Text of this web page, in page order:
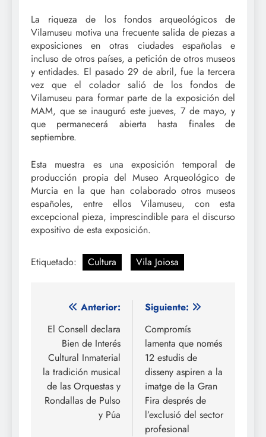
La riqueza de los fondos arqueológicos de
Vilamuseu motiva una frecuente salida de piezas a
exposiciones en otras ciudades españolas e
incluso de otros países, a petición de otros museos
y entidades. El pasado 29 de abril, fue la tercera
vez que el colador salió de los fondos de
Vilamuseu para formar parte de la exposición del
MAM, que se inauguró este jueves, 7 de mayo, y
que permanecerá abierta hasta finales de
septiembre.
Esta muestra es una exposición temporal de
producción propia del Museo Arqueológico de
Murcia en la que han colaborado otros museos
españoles, entre ellos Vilamuseu, con esta
excepcional pieza, imprescindible para el discurso
expositivo de esta exposición.
Etiquetado: Cultura Vila Joiosa
Navegación
de
entradas
Anterior:
El Consell declara
Bien de Interés
Cultural Inmaterial
la tradición musical
de las Orquestas y
Rondallas de Pulso
y Púa
Siguiente:
Compromís
lamenta que només
12 estudis de
disseny aspiren a la
imatge de la Gran
Fira després de
l’exclusió del sector
profesional